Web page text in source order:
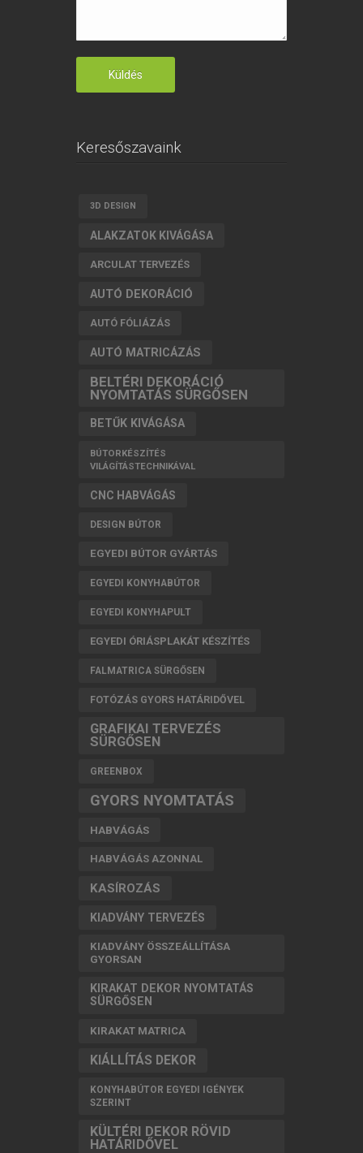
Keresőszavaink
3D DESIGN
ALAKZATOK KIVÁGÁSA
ARCULAT TERVEZÉS
AUTÓ DEKORÁCIÓ
AUTÓ FÓLIÁZÁS
AUTÓ MATRICÁZÁS
BELTÉRI DEKORÁCIÓ
NYOMTATÁS SÜRGŐSEN
BETŰK KIVÁGÁSA
BÚTORKÉSZÍTÉS
VILÁGÍTÁSTECHNIKÁVAL
CNC HABVÁGÁS
DESIGN BÚTOR
EGYEDI BÚTOR GYÁRTÁS
EGYEDI KONYHABÚTOR
EGYEDI KONYHAPULT
EGYEDI ÓRIÁSPLAKÁT KÉSZÍTÉS
FALMATRICA SÜRGŐSEN
FOTÓZÁS GYORS HATÁRIDŐVEL
GRAFIKAI TERVEZÉS
SÜRGŐSEN
GREENBOX
GYORS NYOMTATÁS
HABVÁGÁS
HABVÁGÁS AZONNAL
KASÍROZÁS
KIADVÁNY TERVEZÉS
KIADVÁNY ÖSSZEÁLLÍTÁSA
GYORSAN
KIRAKAT DEKOR NYOMTATÁS
SÜRGŐSEN
KIRAKAT MATRICA
KIÁLLÍTÁS DEKOR
KONYHABÚTOR EGYEDI IGÉNYEK
SZERINT
KÜLTÉRI DEKOR RÖVID
HATÁRIDŐVEL